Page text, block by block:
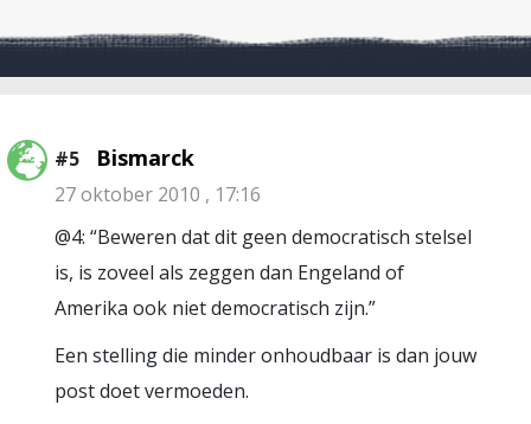
#5 Bismarck
27 oktober 2010 , 17:16
@4: “Beweren dat dit geen democratisch stelsel
is, is zoveel als zeggen dan Engeland of
Amerika ook niet democratisch zijn.”
Een stelling die minder onhoudbaar is dan jouw
post doet vermoeden.